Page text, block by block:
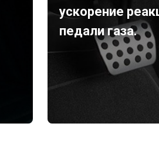
ускорение
педали газа.